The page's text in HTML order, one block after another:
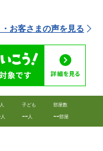
お客さまの声を見る
人
子ども
--人
部屋数
--部屋